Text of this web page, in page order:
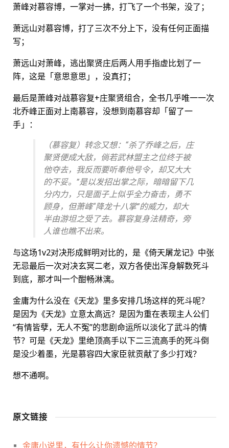
萧峰对慕容博，一掌对一拂，打飞了一个书架，没了；
萧远山对慕容博，打了三次不分上下，没有任何正面描
写；
萧远山对萧峰，逃出聚贤庄后两人用手指虚比划了一
阵，这是「意思意思」，没真打；
最后是萧峰对战慕容复+庄聚贤组合，全书几乎唯一一次
北乔峰正面对上南慕容，没想到南慕容却「留了一
手」：
（慕容复）转念又想：“杀了乔峰之后，庄
聚贤便成大敌，倘若武林盟主之位终于被
他夺去，我反而要听奉他号令，却又大大
的不妥。”是以发招出掌之际，暗暗留下几
分内力，只是面子上似乎全力奋击，勇不
顾身，但萧峰“降龙十八掌”的威力，却大
半由游坦之受了去。慕容复身法精奇，旁
人谁也瞧不出来。
与这场1v2对决形成鲜明对比的，是《倚天屠龙记》中张
无忌最后一次对决玄冥二老，双方各使出浑身解数死斗
到底，那才叫一个酣畅淋漓。
金庸为什么没在《天龙》里多安排几场这样的死斗呢？
是因为《天龙》立意太高远？是因为重在表现主人公们
“有情皆孽，无人不冤”的悲剧命运所以淡化了武斗的情
节？可是《天龙》里绝顶高手以下二三流高手的死斗倒
是没少着墨，光是慕容四大家臣就贡献了多少打戏？
想不通啊。
原文链接
金庸小说里，有什么让你遗憾的情节？